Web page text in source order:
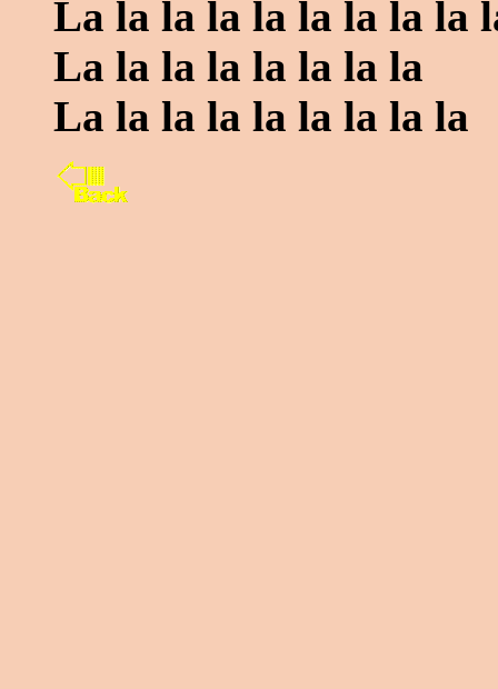
La la la la la la la la la
La la la la la la la la
La la la la la la la la la